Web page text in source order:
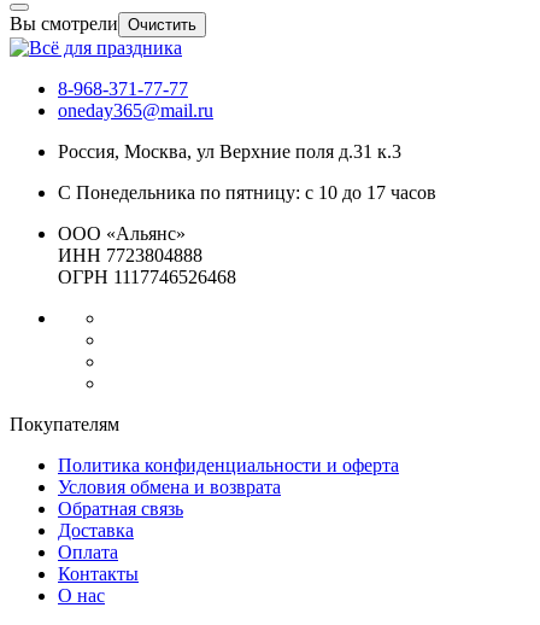
Вы смотрели Очистить
8-968-371-77-77
oneday365@mail.ru
Россия, Москва, ул Верхние поля д.31 к.3
С Понедельника по пятницу: с 10 до 17 часов
ООО «Альянс»
ИНН 7723804888
ОГРН 1117746526468
Покупателям
Политика конфиденциальности и оферта
Условия обмена и возврата
Обратная связь
Доставка
Оплата
Контакты
О нас